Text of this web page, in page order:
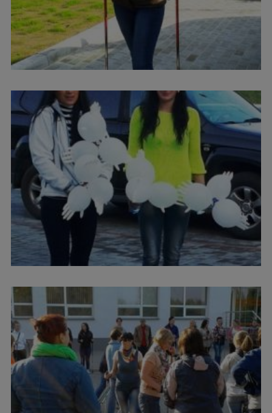
Mūžizglītība
Ētikas un līdztiesības mācības
Sagatavošanas kursi
Profesionālās pilnveides kursi
ESF kvalifikācijas celšanas kursi
Pedagoģiskās izaugsmes centrs
Kvalifikācijas atbilstības pārbaude
Pētniecība
Zinātniskie institūti un laboratorijas
Pētniecības datu pārvaldība
RSU zinātnes portāls
Zinātnes ietekme
Pētniecības platformas